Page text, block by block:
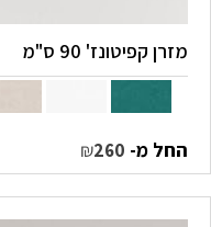
מזרן קפיטונז' 90 ס"מ
החל מ- ₪260